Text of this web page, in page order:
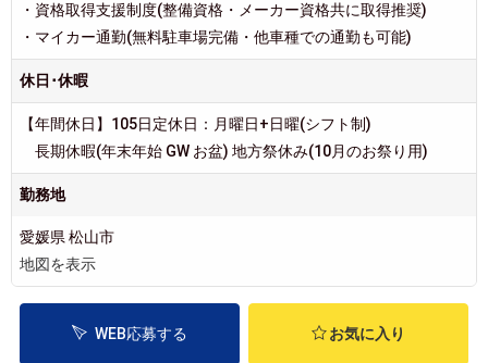
・資格取得支援制度(整備資格・メーカー資格共に取得推奨)
・マイカー通勤(無料駐車場完備・他車種での通勤も可能)
休日･休暇
【年間休日】105日定休日：月曜日+日曜(シフト制)
長期休暇(年末年始 GW お盆) 地方祭休み(10月のお祭り用)
勤務地
愛媛県 松山市
地図を表示
WEB応募する お気に入り